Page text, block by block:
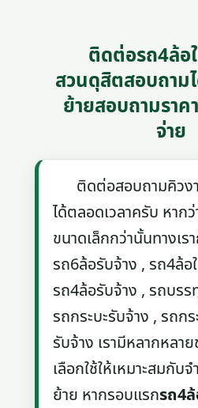
ติดต่อรถ4ล้อ
สวนดุสิตสอบถาม
ย้ายสอบถามราค
จ่าย
ติดต่อสอบถามคิวง
ได้ตลอดเวลาครับ หาก
ขนาดเล็กกว่านั้นทางเร
รถ6ล้อรับจ้าง , รถ4ล้
รถ4ล้อรับจ้าง , รถบร
รถกระบะรับจ้าง , รถก
รับจ้าง เรามีหลากหลา
เลือกใช้ให้เหมาะสมกั
ย้าย หากรอบแรกรถ4